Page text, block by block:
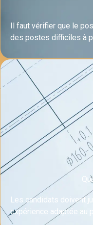
Il faut vérifier que le
des postes difficiles à
Les candidats doivent
expérience adaptée au